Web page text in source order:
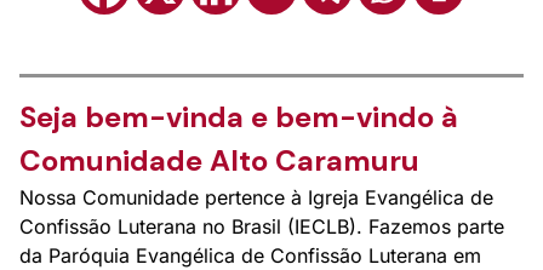
Seja bem-vinda e bem-vindo à
Comunidade Alto Caramuru
Nossa Comunidade pertence à Igreja Evangélica de
Confissão Luterana no Brasil (IECLB). Fazemos parte
da Paróquia Evangélica de Confissão Luterana em